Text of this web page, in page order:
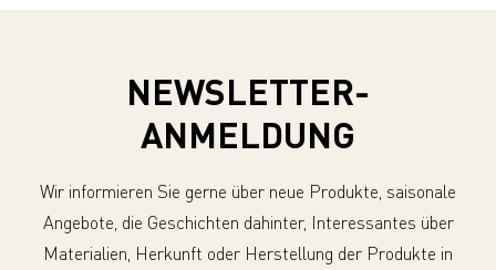
NEWSLETTER-
ANMELDUNG
Wir informieren Sie gerne über neue Produkte, saisonale
Angebote, die Geschichten dahinter, Interessantes über
Materialien, Herkunft oder Herstellung der Produkte in